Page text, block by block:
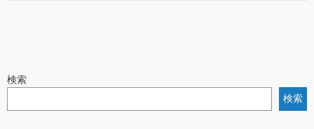
検索
検索